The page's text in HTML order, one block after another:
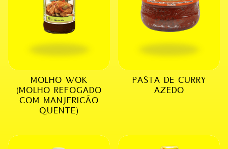
MOLHO WOK
(MOLHO REFOGADO
COM MANJERICÃO
QUENTE)
PASTA DE CURRY
AZEDO